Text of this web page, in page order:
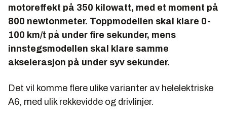
motoreffekt på 350 kilowatt, med et moment på
800 newtonmeter. Toppmodellen skal klare 0-
100 km/t på under fire sekunder, mens
innstegsmodellen skal klare samme
akselerasjon på under syv sekunder.
Det vil komme flere ulike varianter av helelektriske
A6, med ulik rekkevidde og drivlinjer.